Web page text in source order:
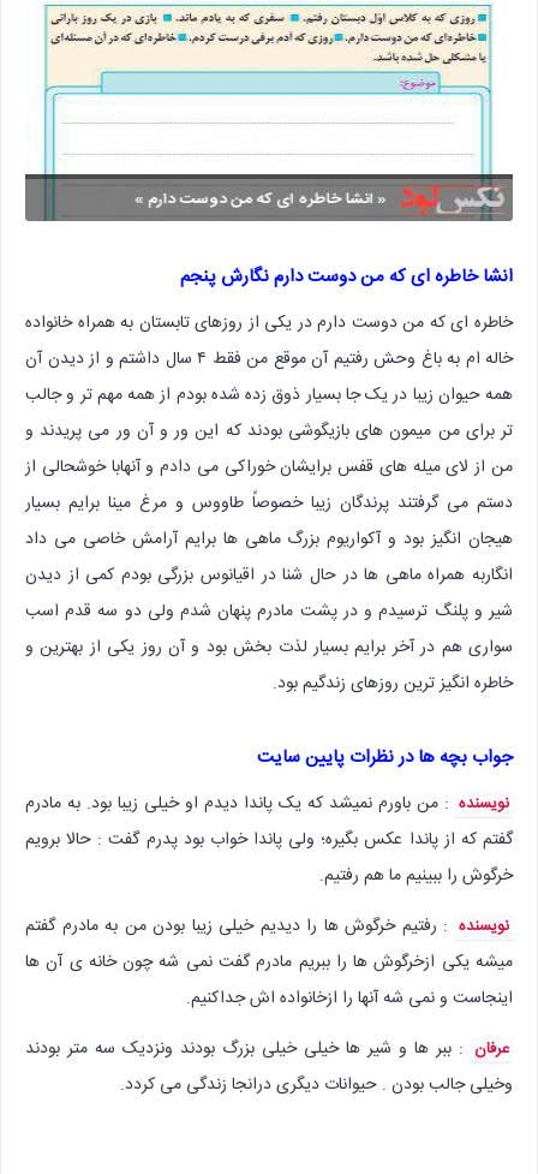
انشا خاطره ای که من دوست دارم نگارش پنجم
خاطره ای که من دوست دارم در یکی از روزهای تابستان به همراه خانواده
خاله ام به باغ وحش رفتیم آن موقع من فقط ۴ سال داشتم و از دیدن آن
همه حیوان زیبا در یک جا بسیار ذوق زده شده بودم از همه مهم تر و جالب
تر برای من میمون های بازیگوشی بودند که این ور و آن ور می پریدند و
من از لای میله های قفس برایشان خوراکی می دادم و آنهابا خوشحالی از
دستم می گرفتند پرندگان زیبا خصوصاً طاووس و مرغ مینا برایم بسیار
هیجان انگیز بود و آکواریوم بزرگ ماهی ها برایم آرامش خاصی می داد
انگاربه همراه ماهی ها در حال شنا در اقیانوس بزرگی بودم کمی از دیدن
شیر و پلنگ ترسیدم و در پشت مادرم پنهان شدم ولی دو سه قدم اسب
سواری هم در آخر برایم بسیار لذت بخش بود و آن روز یکی از بهترین و
خاطره انگیز ترین روزهای زندگیم بود.
جواب بچه ها در نظرات پایین سایت
نویسنده : من باورم نمیشد که یک پاندا دیدم او خیلی زیبا بود. به مادرم
گفتم که از پاندا عکس بگیره؛ ولی پاندا خواب بود پدرم گفت : حالا برویم
خرگوش را ببینیم ما هم رفتیم.
نویسنده : رفتیم خرگوش ها را دیدیم خیلی زیبا بودن من به مادرم گفتم
میشه یکی ازخرگوش ها را ببریم مادرم گفت نمی شه چون خانه ی آن ها
اینجاست و نمی شه آنها را ازخانواده اش جداکنیم.
عرفان : ببر ها و شیر ها خیلی خیلی بزرگ بودند ونزدیک سه متر بودند
وخیلی جالب بودن . حیوانات دیگری درانجا زندگی می کردد.